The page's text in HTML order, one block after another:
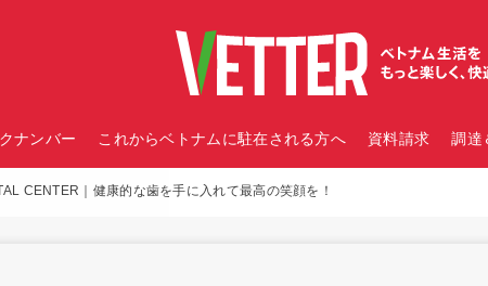
ナンバー これからベトナムに駐在される方へ 資料請求 調達
CENTER｜健康的な歯を手に入れて最高の笑顔を！